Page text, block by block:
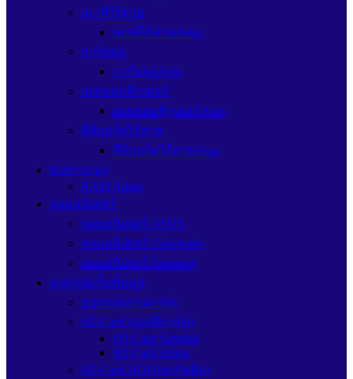
เมาส์ไร้สาย
เมาส์ไร้สายAsus
การ์ดจอ
การ์ดจอAsus
เคสคอมพิวเตอร์
เคสคอมพิวเตอร์Asus
คีย์บอร์ดไร้สาย
คีย์บอร์ดไร้สายAsus
Ram (แรม)
RAM Adata
จอมอนิเตอร์
จอมอนิเตอร์ ASUS
จอมอนิเตอร์ Viewsonic
จอมอนิเตอร์ Samsung
อุปกรณ์เก็บข้อมูล
อุปกรณ์อ่านการ์ด
SD Card (เอสดีการ์ด)
SD Card Sandisk
SD Card Adata
SD Card HDD(ฮาร์ดดิส)